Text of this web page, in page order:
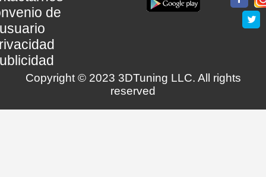
de
Copyright © 2023 3DTuning LLC. All rights
reserved